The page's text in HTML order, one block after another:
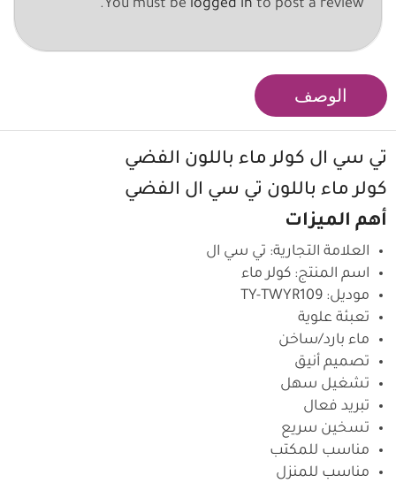
You must be logged in to post a review.
الوصف
تي سي ال كولر ماء باللون الفضي
كولر ماء باللون تي سي ال الفضي
أهم الميزات
العلامة التجارية: تي سي ال
اسم المنتج: كولر ماء
موديل: TY-TWYR109
تعبئة علوية
ماء بارد/ساخن
تصميم أنيق
تشغيل سهل
تبريد فعال
تسخين سريع
مناسب للمكتب
مناسب للمنزل